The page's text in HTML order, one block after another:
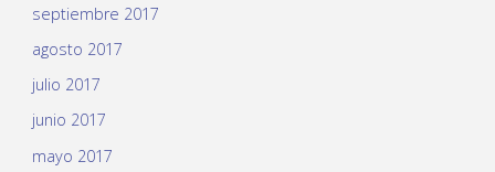
septiembre 2017
agosto 2017
julio 2017
junio 2017
mayo 2017